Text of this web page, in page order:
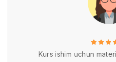
Kurs ishim uchun